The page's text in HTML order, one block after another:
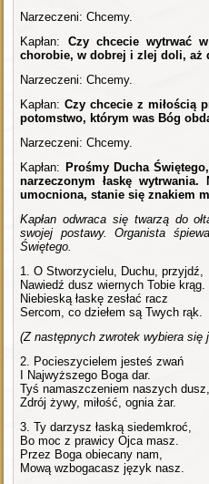
Narzeczeni: Chcemy.
Kapłan: Czy chcecie wytrwać
chorobie, w dobrej i zlej doli, aż
Narzeczeni: Chcemy.
Kapłan:Czy chcecie z miłością
potomstwo, którym was Bóg
Narzeczeni: Chcemy.
Kapłan: Prośmy Ducha
narzeczonym łaskę
umocniona, stanie się znakiem
Kapłan odwraca się twarzą do
swojej postawy. Organista
Świętego.
1. O Stworzycielu, Duchu, przyjdź,
Nawiedź dusz wiernych Tobie krąg.
Niebieską łaskę zesłać racz
Sercom, co dziełem są Twych rąk.
(Z następnych zwrotek wybiera się
2. Pocieszycielem jesteś zwań
I Najwyższego Boga dar.
Tyś namaszczeniem naszych dusz,
Zdrój żywy, miłość, ognia żar.
3. Ty darzysz łaską siedemkroć,
Bo moc z prawicy Ojca masz.
Przez Boga obiecany nam,
Mową wzbogacasz język nasz.